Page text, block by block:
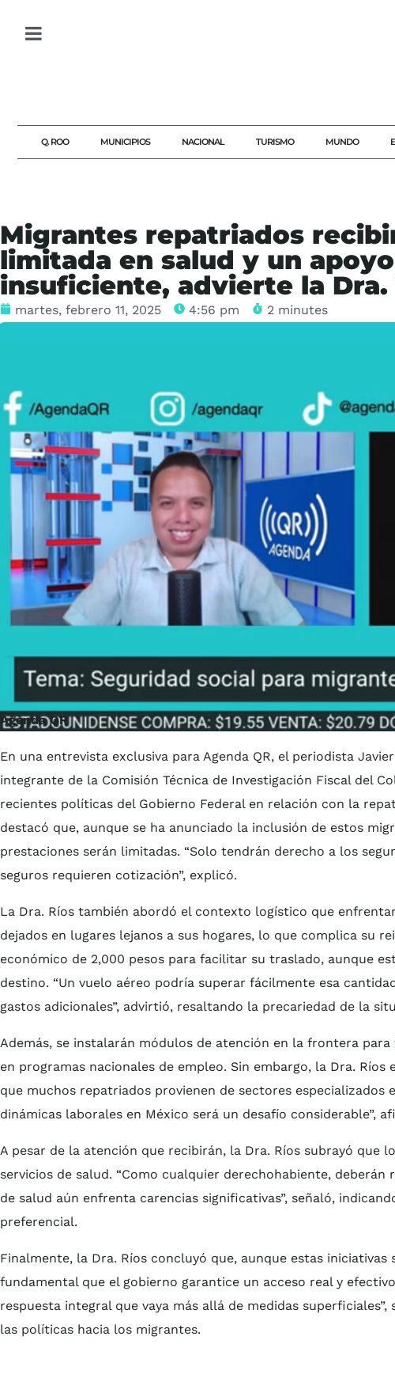
Q. ROO MUNICIPIOS NACIONAL TURISMO MUNDO
Migrantes repatriados
limitada en salud y un
insuficiente, advierte la Dra.
martes, febrero 11, 2025 4:56 pm 2 minutes
Agenda QR
En una entrevista exclusiva para Agenda QR, el periodista
integrante de la Comisión Técnica de Investigación Fiscal del
recientes políticas del Gobierno Federal en relación con la
destacó que, aunque se ha anunciado la inclusión de estos
prestaciones serán limitadas. “Solo tendrán derecho a los
seguros requieren cotización”, explicó.
La Dra. Ríos también abordó el contexto logístico que
dejados en lugares lejanos a sus hogares, lo que complica su
económico de 2,000 pesos para facilitar su traslado, aunque
destino. “Un vuelo aéreo podría superar fácilmente esa
gastos adicionales”, advirtió, resaltando la precariedad de la
Además, se instalarán módulos de atención en la frontera
en programas nacionales de empleo. Sin embargo, la Dra.
que muchos repatriados provienen de sectores especializados
dinámicas laborales en México será un desafío considerable”,
A pesar de la atención que recibirán, la Dra. Ríos subrayó que
servicios de salud. “Como cualquier derechohabiente,
de salud aún enfrenta carencias significativas”, señaló,
preferencial.
Finalmente, la Dra. Ríos concluyó que, aunque estas
fundamental que el gobierno garantice un acceso real y
respuesta integral que vaya más allá de medidas
las políticas hacia los migrantes.